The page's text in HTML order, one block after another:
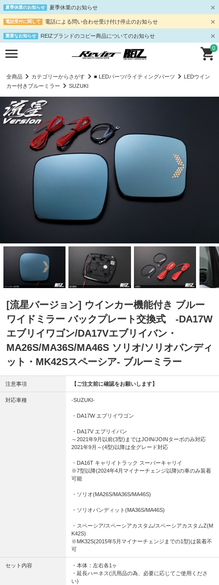
夏季休業のお知らせ 夏季休業のお知らせ
電話受付に関して 電話による問い合わせ受け付け停止のお知らせ
重要なお知らせ REIZブランドのコピー商品についてのお知らせ
0
全商品 カテゴリーからさがす ■ LEDパーツ/ライティングパーツ
LEDウイン
カー付きブルーミラー
SUZUKI
[流星バージョン] ウインカー機能付き ブルー
ワイドミラー バックプレート交換式 -DA17W
エブリイワゴン/DA17Vエブリイバン・
MA26S/MA36S/MA46S ソリオ/ソリオバンディ
ット・MK42Sスペーシア- ブルーミラー
注意事項 【ご注文前に確認をお願いします】
対応車種 -SUZUKI-
・DA17W エブリイワゴン
・DA17V エブリイバン
～2021年9月以前(3型)まではJOIN/JOINターボのみ対応
2021年9月～(4型)以降は全グレード対応
・DA16T キャリイトラック スーパーキャリイ
※7型以降(2024年4月マイナーチェンジ以降)の車のみ装着
可能
・ソリオ(MA26S/MA36S/MA46S)
・ソリオバンディット(MA36S/MA46S)
・スペーシア/スペーシアカスタム/スペーシアカスタムZ(M
K42S)
※MK32S(2015年5月マイナーチェンジまでの1型)は装着不
可
セット内容
・本体：左右各1ヶ
・延長ハーネス(汎用品の為、必要に応じてご使用くださ
い)